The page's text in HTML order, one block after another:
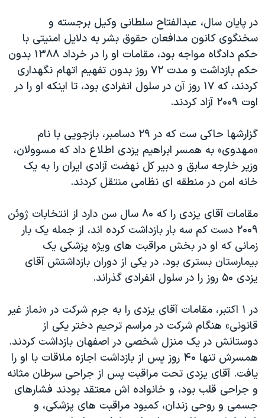
در پایان سال، عبدالفتاح سلطانی وکیل برجسته و
سخنگوی کانون مدافعان حقوق بشر به دلایل امنیتی با
حکم دادگاه مواجه بود، مقامات او را در خرداد ۱۳۸۸ بدون
حکم بازداشت و مدت ۷۲ روز بدون تفهیم اتهام نگهداری
کردند، که ۱۷ روز آن در سلول انفرادی بود، تا اینکه او را در
اوت ۲۰۰۹ آزاد کردند.
گزارشها حاکی ست که در ۲۹ دسامبر، بازجویی با نام
«مهدوی» به همسر ابراهیم یزدی اطلاع داد که مسوولان،
وزیر خارجه سابق و دبیر کل نهضت آزادی ایران را به یک
خانه امن در منطقه ای نظامی منتقل کردند.
مقامات آقای یزدی را که ۸۰ سال سن دارد از انتخابات ژوئن
۲۰۰۹ دست کم سه بار بازداشت کرده اند، از جمله یک بار
زمانی که او در بخش مراقبت های ویژه پزشکی یک
بیمارستان بستری بود. در یکی از دوران بازداشتش آقای
یزدی ۵۰ روز را در سلول انفرادی گذراند.
در ۱ اکتبر، مقامات آقای یزدی را به جرم شرکت در «نماز غیر
قانونی» هنگام شرکت در مراسم ترحیم دختر یکی از
دوستانش در یک منزل شخصی در اصفهان بازداشت کردند.
همسرش تنها ۴۰ روز پس از بازداشت اجازه ملاقات با او را
یافت. آقای یزدی تحت مراقبت پس از جراحی سرطان مثانه
و جراحی قلب بود، و خانواده اش معتقد بودند فشارهای
جسمی و روحی زندان، کمبود مراقبت های پزشکی، و